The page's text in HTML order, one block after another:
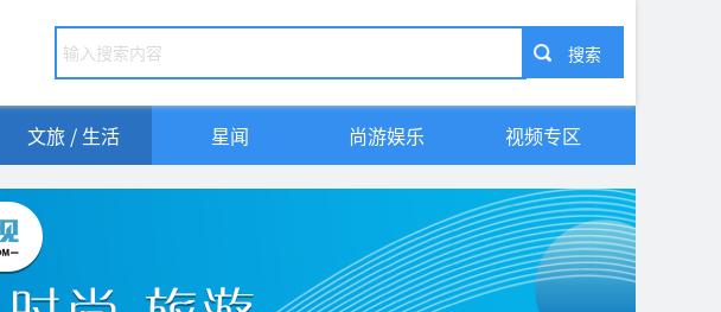
文旅 / 生活 星闻 尚游娱乐 视频专区